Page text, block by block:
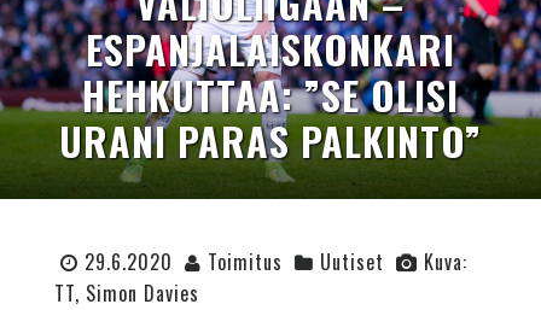
ESPANJALAISKONKARI
HEHKUTTAA: ”SE OLISI
URANI PARAS PALKINTO”
29.6.2020 Toimitus Uutiset
Kuva:
TT, Simon Davies